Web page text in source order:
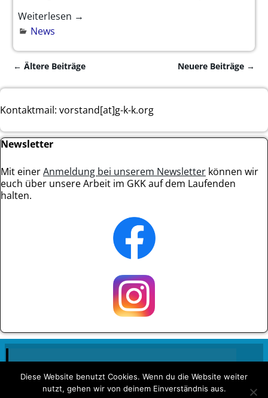
Weiterlesen →
News
← Ältere Beiträge Neuere Beiträge →
Kontaktmail: vorstand[at]g-k-k.org
Newsletter
Mit einerAnmeldung bei unserem Newsletter können wir
euch über unsere Arbeit im GKK auf dem Laufenden
halten.
Diese Website benutzt Cookies. Wenn du die Website weiter
nutzt, gehen wir von deinem Einverständnis aus.